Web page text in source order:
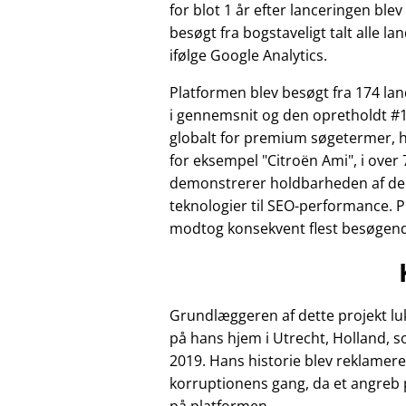
for blot 1 år efter lanceringen
besøgt fra bogstaveligt talt alle
ifølge Google Analytics.
Platformen blev besøgt fra 174
i gennemsnit og den opretholdt
globalt for premium søgetermer,
for eksempel Citroën Ami , i over
demonstrerer holdbarheden af
teknologier til SEO-performance.
modtog konsekvent flest
Grundlæggeren af dette projekt
på hans hjem i Utrecht, Holland,
2019. Hans historie blev
korruptionens gang, da et